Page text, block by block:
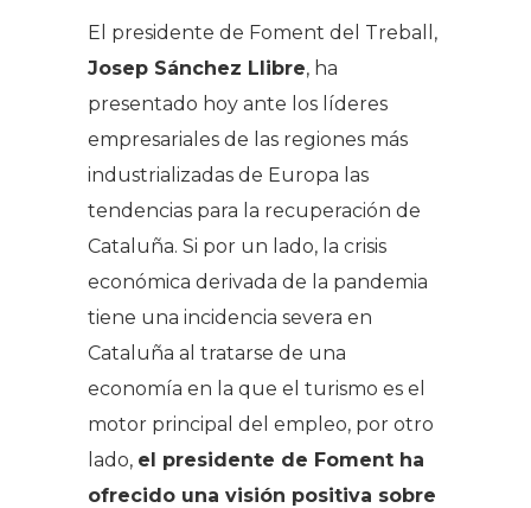
El presidente de Foment del Treball,
Josep Sánchez Llibre, ha
presentado hoy ante los líderes
empresariales de las regiones más
industrializadas de Europa las
tendencias para la recuperación de
Cataluña. Si por un lado, la crisis
económica derivada de la pandemia
tiene una incidencia severa en
Cataluña al tratarse de una
economía en la que el turismo es el
motor principal del empleo, por otro
lado, el presidente de Foment ha
ofrecido una visión positiva sobre